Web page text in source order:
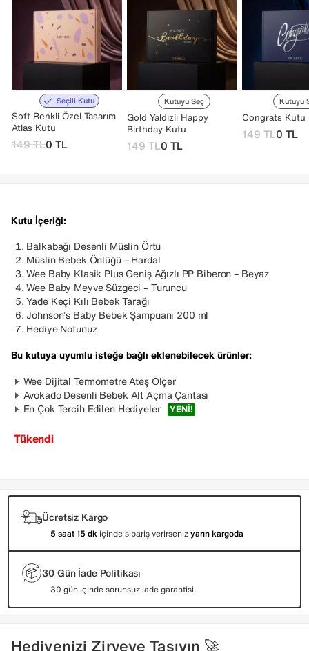
Seçili Kutu
Soft Renkli Özel Tasarım
Atlas Kutu
149TL0 TL
Kutuyu Seç
Gold Yaldızlı Happy
Birthday Kutu
149TL0 TL
Kutuyu
Congrats Kutu
149TL0 TL
Kutu İçeriği:
Balkabağı Desenli Müslin Örtü
Müslin Bebek Önlüğü – Hardal
Wee Baby Klasik Plus Geniş Ağızlı PP Biberon – Beyaz
Wee Baby Meyve Süzgeci – Turuncu
Yade Keçi Kılı Bebek Tarağı
Johnson’s Baby Bebek Şampuanı 200 ml
Hediye Notunuz
Bu kutuya uyumlu isteğe bağlı eklenebilecek ürünler:
Wee Dijital Termometre Ateş Ölçer
Avokado Desenli Bebek Alt Açma Çantası
En Çok Tercih Edilen Hediyeler
YENI!
Tükendi
Ücretsiz Kargo
5 saat 15 dk içinde sipariş verirsenizyarın kargoda
30 Gün İade Politikası
30 gün içinde sorunsuz iade garantisi.
Hediyenizi Zirveye Taşıyın 🚀